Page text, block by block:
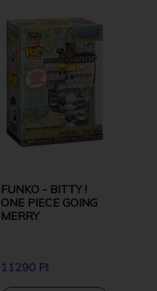
FUNKO - BITTY !
ONE PIECE GOING
MERRY
11290 Ft